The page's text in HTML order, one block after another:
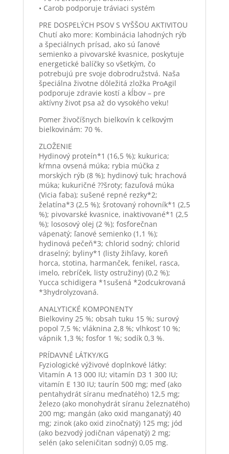
• Carob podporuje tráviaci systém
PRE DOSPELÝCH PSOV S VYŠŠOU AKTIVITOU
Chutí ako more: Kombinácia lahodných rýb
a špeciálnych prísad, ako sú ľanové
semienko a pivovarské kvasnice, poskytuje
energetické balíčky so všetkým, čo
potrebujú pre svoje dobrodružstvá. Naša
špeciálna životne dôležitá zložka ProAgil
podporuje zdravie kostí a kĺbov – pre
aktívny život psa až do vysokého veku!
Pomer živočíšnych bielkovín k celkovým
bielkovinám: 70 %.
ZLOŽENIE
Hydinový proteín*1 (16,5 %); kukurica;
kŕmna ovsená múka; rybia múčka z
morských rýb (8 %); hydinový tuk; hrachová
múka; kukuričné ??šroty; fazuľová múka
(Vicia faba); sušené repné rezky*2;
želatína*3 (2,5 %); šrotovaný rohovník*1 (2,5
%); pivovarské kvasnice, inaktivované*1 (2,5
%); lososový olej (2 %); fosforečnan
vápenatý; ľanové semienko (1,1 %);
hydinová pečeň*3; chlorid sodný; chlorid
draselný; byliny*1 (listy žihľavy, koreň
horca, stotina, harmanček, fenikel, rasca,
imelo, rebríček, listy ostružiny) (0,2 %);
Yucca schidigera *1sušená *2odcukrovaná
*3hydrolyzovaná.
ANALYTICKÉ KOMPONENTY
Bielkoviny 25 %; obsah tuku 15 %; surový
popol 7,5 %; vláknina 2,8 %; vlhkosť 10 %;
vápnik 1,3 %; fosfor 1 %; sodík 0,3 %.
PRÍDAVNÉ LÁTKY/KG
Fyziologické výživové doplnkové látky:
Vitamín A 13 000 IU; vitamín D3 1 300 IU;
vitamín E 130 IU; taurín 500 mg; meď (ako
pentahydrát síranu meďnatého) 12,5 mg;
železo (ako monohydrát síranu železnatého)
200 mg; mangán (ako oxid manganatý) 40
mg; zinok (ako oxid zinočnatý) 125 mg; jód
(ako bezvodý jodičnan vápenatý) 2 mg;
selén (ako seleničitan sodný) 0,05 mg.